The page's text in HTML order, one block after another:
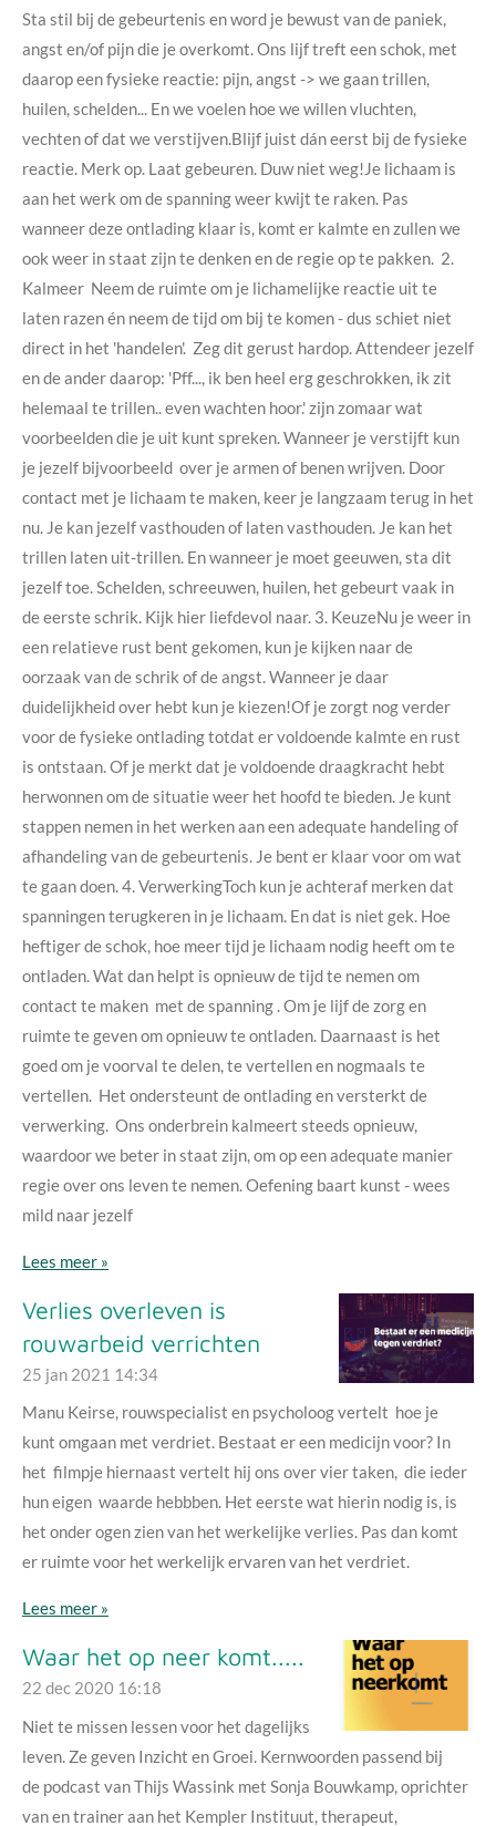
Sta stil bij de gebeurtenis en word je bewust van de paniek,
angst en/of pijn die je overkomt. Ons lijf treft een schok, met
daarop een fysieke reactie: pijn, angst -> we gaan trillen,
huilen, schelden... En we voelen hoe we willen vluchten,
vechten of dat we verstijven.Blijf juist dán eerst bij de fysieke
reactie. Merk op. Laat gebeuren. Duw niet weg!Je lichaam is
aan het werk om de spanning weer kwijt te raken. Pas
wanneer deze ontlading klaar is, komt er kalmte en zullen we
ook weer in staat zijn te denken en de regie op te pakken. 2.
Kalmeer Neem de ruimte om je lichamelijke reactie uit te
laten razen én neem de tijd om bij te komen - dus schiet niet
direct in het 'handelen'. Zeg dit gerust hardop. Attendeer jezelf
en de ander daarop: 'Pff..., ik ben heel erg geschrokken, ik zit
helemaal te trillen.. even wachten hoor.' zijn zomaar wat
voorbeelden die je uit kunt spreken. Wanneer je verstijft kun
je jezelf bijvoorbeeld over je armen of benen wrijven. Door
contact met je lichaam te maken, keer je langzaam terug in het
nu. Je kan jezelf vasthouden of laten vasthouden. Je kan het
trillen laten uit-trillen. En wanneer je moet geeuwen, sta dit
jezelf toe. Schelden, schreeuwen, huilen, het gebeurt vaak in
de eerste schrik. Kijk hier liefdevol naar. 3. KeuzeNu je weer in
een relatieve rust bent gekomen, kun je kijken naar de
oorzaak van de schrik of de angst. Wanneer je daar
duidelijkheid over hebt kun je kiezen!Of je zorgt nog verder
voor de fysieke ontlading totdat er voldoende kalmte en rust
is ontstaan. Of je merkt dat je voldoende draagkracht hebt
herwonnen om de situatie weer het hoofd te bieden. Je kunt
stappen nemen in het werken aan een adequate handeling of
afhandeling van de gebeurtenis. Je bent er klaar voor om wat
te gaan doen. 4. VerwerkingToch kun je achteraf merken dat
spanningen terugkeren in je lichaam. En dat is niet gek. Hoe
heftiger de schok, hoe meer tijd je lichaam nodig heeft om te
ontladen. Wat dan helpt is opnieuw de tijd te nemen om
contact te maken met de spanning . Om je lijf de zorg en
ruimte te geven om opnieuw te ontladen. Daarnaast is het
goed om je voorval te delen, te vertellen en nogmaals te
vertellen. Het ondersteunt de ontlading en versterkt de
verwerking. Ons onderbrein kalmeert steeds opnieuw,
waardoor we beter in staat zijn, om op een adequate manier
regie over ons leven te nemen. Oefening baart kunst - wees
mild naar jezelf
Lees meer »
Verlies overleven is
rouwarbeid verrichten
25 jan 2021 14:34
Manu Keirse, rouwspecialist en psycholoog vertelt hoe je
kunt omgaan met verdriet. Bestaat er een medicijn voor? In
het filmpje hiernaast vertelt hij ons over vier taken, die ieder
hun eigen waarde hebbben. Het eerste wat hierin nodig is, is
het onder ogen zien van het werkelijke verlies. Pas dan komt
er ruimte voor het werkelijk ervaren van het verdriet.
Lees meer »
Waar het op neer komt.....
22 dec 2020 16:18
Niet te missen lessen voor het dagelijks
leven. Ze geven Inzicht en Groei. Kernwoorden passend bij
de podcast van Thijs Wassink met Sonja Bouwkamp, oprichter
van en trainer aan het Kempler Instituut, therapeut,